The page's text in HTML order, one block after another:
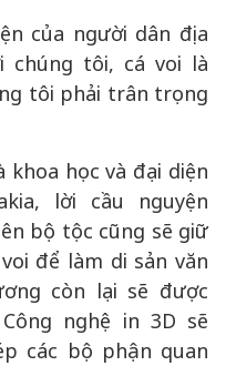
của người dân địa
chúng tôi, cá voi là
tôi phải trân trọng
học và đại diện
lời cầu nguyện
bộ tộc cũng sẽ giữ
để làm di sản văn
còn lại sẽ được
nghệ in 3D sẽ
các bộ phận quan